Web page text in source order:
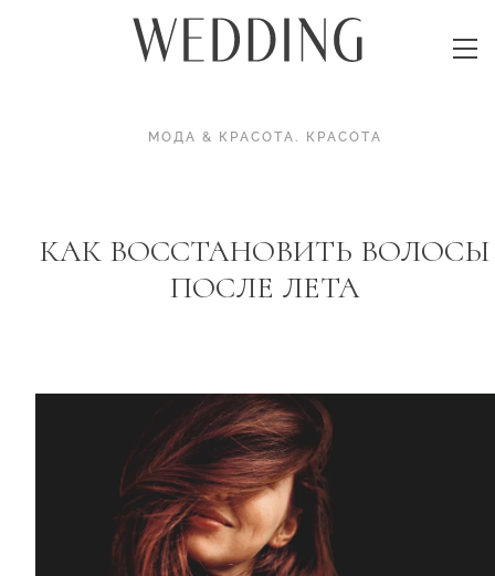
МОДА & КРАСОТА. КРАСОТА
КАК ВОССТАНОВИТЬ ВОЛОСЫ
ПОСЛЕ ЛЕТА